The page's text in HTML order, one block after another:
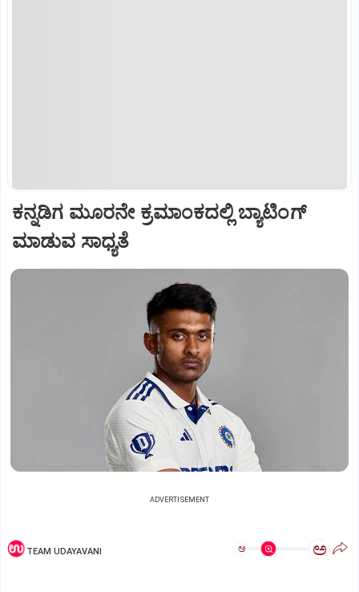
ಕನ್ನಡಿಗ ಮೂರನೇ ಕ್ರಮಾಂಕದಲ್ಲಿ ಬ್ಯಾಟಿಂಗ್
ಮಾಡುವ ಸಾಧ್ಯತೆ
ADVERTISEMENT
TEAM UDAYAVANI ಅ ಅ